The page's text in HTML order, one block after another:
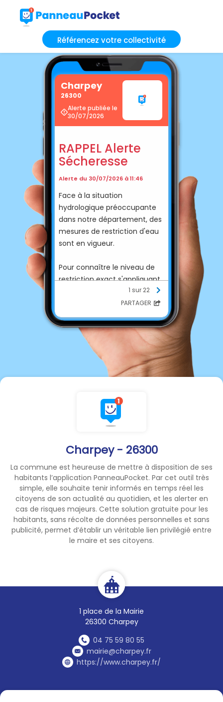
Référencez votre collectivité
Charpey - 26300
La commune est heureuse de mettre à disposition de ses
habitants l’application PanneauPocket. Par cet outil très
simple, elle souhaite tenir informés en temps réel les
citoyens de son actualité au quotidien, et les alerter en
cas de risques majeurs. Cette solution gratuite pour les
habitants, sans récolte de données personnelles et sans
publicité, permet d’établir un véritable lien privilégié entre
le maire et ses citoyens.
1 place de la Mairie
26300 Charpey
04 75 59 80 55
mairie@charpey.fr
https://www.charpey.fr/
Charpey
26300
Alerte publiée le
30/07/2026
RAPPEL Alerte
Sécheresse
Alerte du 30/07/2026 à 11:46
Face à la situation
hydrologique préoccupante
dans notre département, des
mesures de restriction d'eau
sont en vigueur.
Pour connaître le niveau de
restriction exact s'appliquant
Vigilance,
Alerte, Alerte renforcée ou
Crise) et consulter l'arrêté
préfectoral en vigueur, vous
pouvez vous rendre sur le site
1 sur 22
PARTAGER